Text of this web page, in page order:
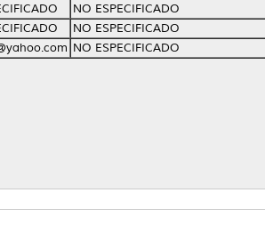
NO ESPECIFICADO
NO ESPECIFICADO
NO ESPECIFICADO